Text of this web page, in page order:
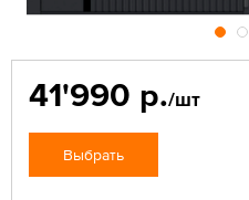
41'990 р./шт
Выбрать